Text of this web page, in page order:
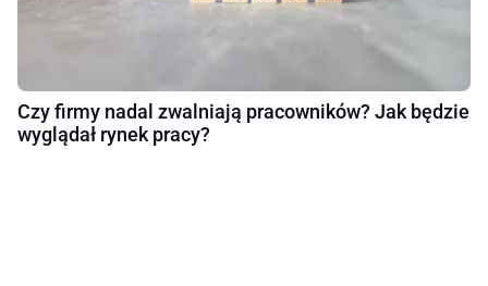
Czy firmy nadal zwalniają pracowników? Jak będzie
wyglądał rynek pracy?